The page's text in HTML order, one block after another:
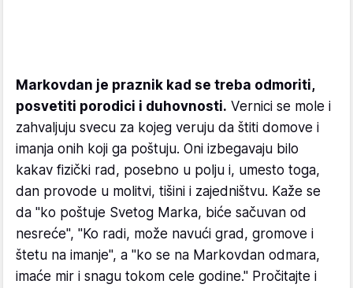
Markovdan je praznik kad se treba odmoriti,
posvetiti porodici i duhovnosti. Vernici se mole i
zahvaljuju svecu za kojeg veruju da štiti domove i
imanja onih koji ga poštuju. Oni izbegavaju bilo
kakav fizički rad, posebno u polju i, umesto toga,
dan provode u molitvi, tišini i zajedništvu. Kaže se
da "ko poštuje Svetog Marka, biće sačuvan od
nesreće", "Ko radi, može navući grad, gromove i
štetu na imanje", a "ko se na Markovdan odmara,
imaće mir i snagu tokom cele godine." Pročitajte i